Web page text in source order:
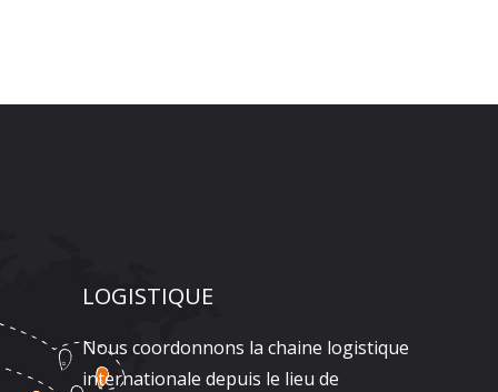
LOGISTIQUE
Nous coordonnons la chaine logistique
internationale depuis le lieu de